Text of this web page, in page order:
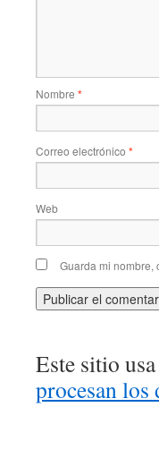
Nombre *
Correo electrónico *
Web
Guarda mi nombre,
Este sitio
procesan los